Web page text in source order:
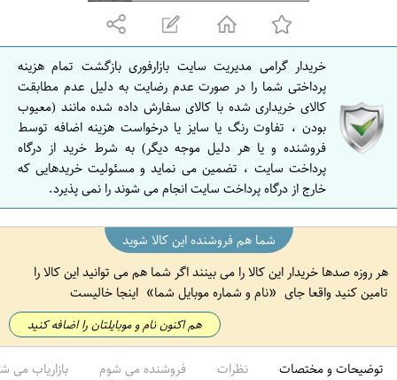
خریدار گرامی مدیریت سایت بازارفوری بازگشت تمام هزینه
پرداختی شما را در صورت عدم رضایت به دلیل عدم مطابقت
کالای خریداری شده با کالای سفارش داده شده مانند (معیوب
بودن ، تفاوت رنگ یا سایز یا درخواست هزینه اضافه توسط
فروشنده و یا هر دلیل موجه دیگر) به شرط خرید از درگاه
پرداخت سایت ، تضمین می نماید و مسئولیت خریدهایی که
خارج از درگاه پرداخت سایت انجام می شوند را نمی پذیرد.
شما هم فروشنده این کالا شوید
هر روزه صدها خریدار این کالا را می بینند اگر شما هم می توانید این کالا را
تامین کنید واقعا جای
نام و شماره موبایل شما اینجا خالیست
هم اکنون نام و موبایلتان را اضافه کنید
توضیحات و مختصات نظرات فروشنده می شوم بازاریاب می